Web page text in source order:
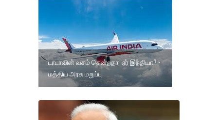
டாடாவின் வசம் சென்றதா ஏர் இந்தியா? -
மத்திய அரசு மறுப்பு